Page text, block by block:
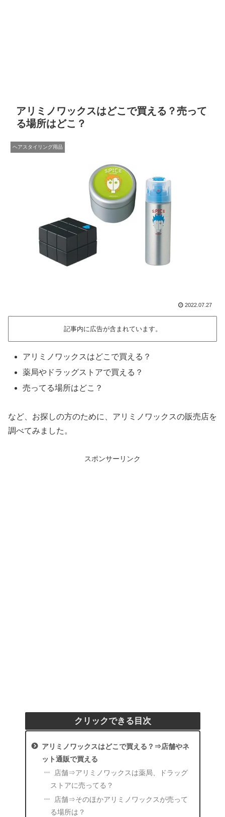
アリミノワックスはどこで買える？売って
る場所はどこ？
ヘアスタイリング用品
2022.07.27
記事内に広告が含まれています。
アリミノワックスはどこで買える？
薬局やドラッグストアで買える？
売ってる場所はどこ？
など、お探しの方のために、アリミノワックスの販売店を
調べてみました。
スポンサーリンク
クリックできる目次
アリミノワックスはどこで買える？⇒店舗やネ
ット通販で買える
店舗⇒アリミノワックスは薬局、ドラッグ
ストアに売ってる？
店舗⇒そのほかアリミノワックスが売って
る場所は？